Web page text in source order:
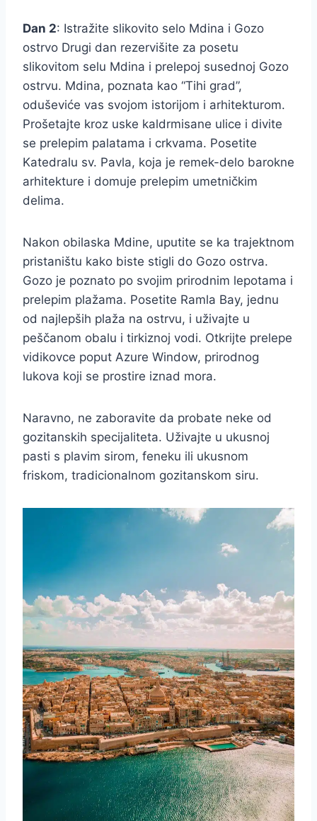
Dan 2: Istražite slikovito selo Mdina i Gozo
ostrvo Drugi dan rezervišite za posetu
slikovitom selu Mdina i prelepoj susednoj Gozo
ostrvu. Mdina, poznata kao “Tihi grad”,
oduševiće vas svojom istorijom i arhitekturom.
Prošetajte kroz uske kaldrmisane ulice i divite
se prelepim palatama i crkvama. Posetite
Katedralu sv. Pavla, koja je remek-delo barokne
arhitekture i domuje prelepim umetničkim
delima.
Nakon obilaska Mdine, uputite se ka trajektnom
pristaništu kako biste stigli do Gozo ostrva.
Gozo je poznato po svojim prirodnim lepotama i
prelepim plažama. Posetite Ramla Bay, jednu
od najlepših plaža na ostrvu, i uživajte u
peščanom obalu i tirkiznoj vodi. Otkrijte prelepe
vidikovce poput Azure Window, prirodnog
lukova koji se prostire iznad mora.
Naravno, ne zaboravite da probate neke od
gozitanskih specijaliteta. Uživajte u ukusnoj
pasti s plavim sirom, feneku ili ukusnom
friskom, tradicionalnom gozitanskom siru.